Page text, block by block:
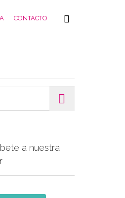
Skip
CONTACTO 
a nuestra